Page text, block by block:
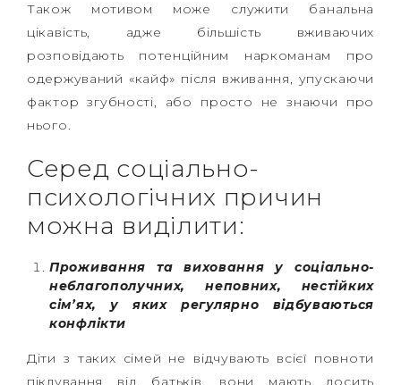
Також мотивом може служити банальна
цікавість, адже більшість вживаючих
розповідають потенційним наркоманам про
одержуваний «кайф» після вживання, упускаючи
фактор згубності, або просто не знаючи про
нього.
Серед соціально-
психологічних причин
можна виділити:
Проживання та виховання у соціально-
неблагополучних, неповних, нестійких
сім’ях, у яких регулярно відбуваються
конфлікти
Діти з таких сімей не відчувають всієї повноти
піклування від батьків, вони мають досить